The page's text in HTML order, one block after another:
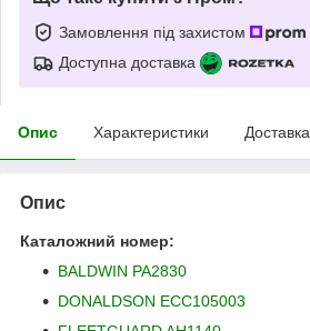
Замовлення під захистом
Доступна доставка
Опис Характеристики Доставка
Опис
Каталожний номер:
BALDWIN PA2830
DONALDSON ECC105003